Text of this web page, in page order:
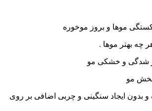
موها و بروز موخوره
چه بهتر موها .
شدگی و خشکی مو
بخش مو
بدون ایجاد سنگینی و چربی اضافی بر روی